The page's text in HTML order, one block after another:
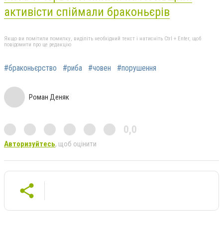
активісти спіймали браконьєрів
Якщо ви помітили помилку, виділіть необхідний текст і натисніть Ctrl + Enter, щоб
повідомити про це редакцію
#браконьєрство #риба #човен #порушення
Роман Деняк
0,0
Авторизуйтесь, щоб оцінити